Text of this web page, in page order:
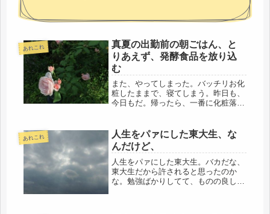
あれこれ
真夏の出勤前の朝ごはん、と
りあえず、発酵食品を放り込
む
また、やってしまった。バッチリお化
粧したままで、寝てしまう。昨日も、
今日もだ。帰ったら、一番に化粧落と
料理とか、完璧に飛んでるし、買っ
て、帰る、食べる、それだけ（笑）こ
んな...
あれこれ
人生をパァにした東大生、な
んだけど、
人生をパァにした東大生。バカだな、
東大生だから許されると思ったのか
な。勉強ばかりしてて、ものの良し悪